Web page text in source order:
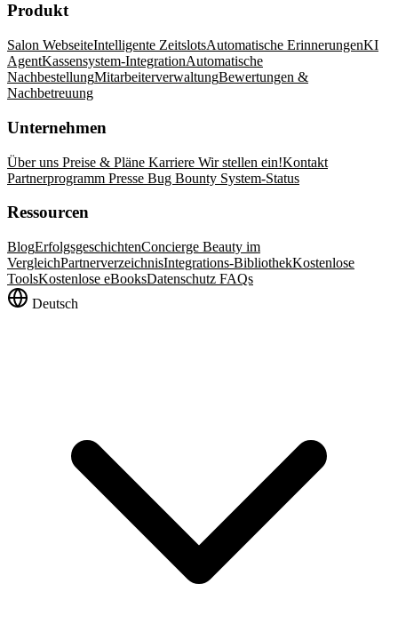
Produkt
Salon WebseiteIntelligente ZeitslotsAutomatische ErinnerungenKI
AgentKassensystem-IntegrationAutomatische
NachbestellungMitarbeiterverwaltungBewertungen &
Nachbetreuung
Unternehmen
Über uns Preise & Pläne Karriere Wir stellen ein!Kontakt
Partnerprogramm Presse Bug Bounty System-Status
Ressourcen
BlogErfolgsgeschichtenConcierge Beauty im
VergleichPartnerverzeichnisIntegrations-BibliothekKostenlose
ToolsKostenlose eBooksDatenschutz FAQs
Deutsch